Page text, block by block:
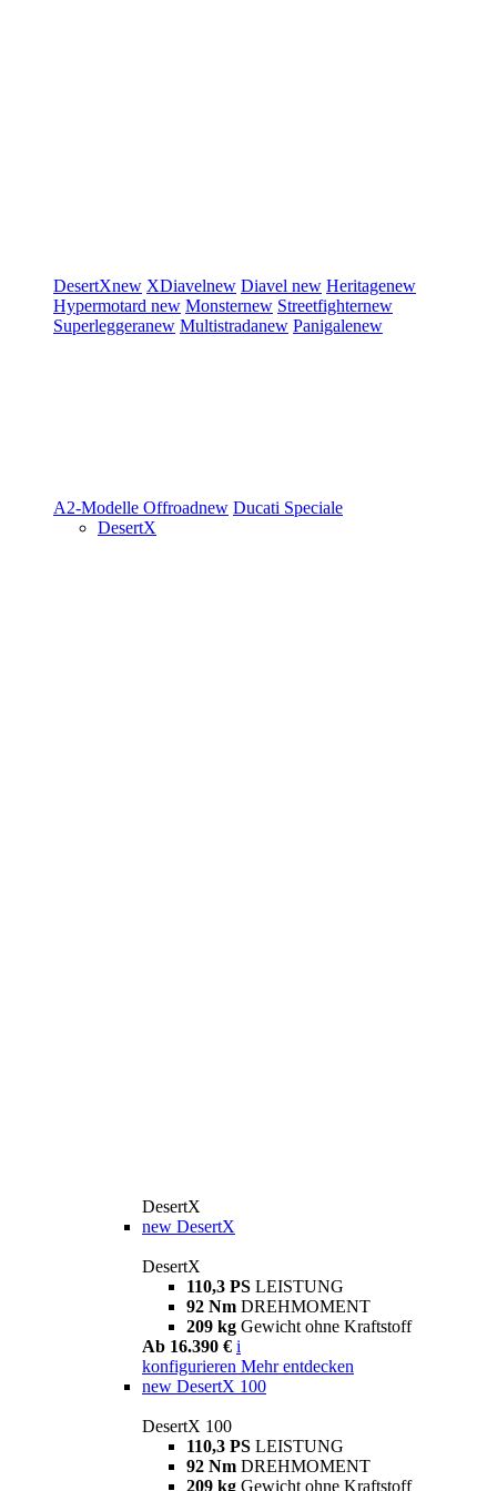
DesertXnew XDiavelnew Diavel new Heritagenew
Hypermotard new Monsternew Streetfighternew
Superleggeranew Multistradanew Panigalenew
A2-Modelle Offroadnew Ducati Speciale
DesertX
DesertX
new DesertX
DesertX
110,3 PS LEISTUNG
92 Nm DREHMOMENT
209 kg Gewicht ohne Kraftstoff
Ab 16.390 € i
konfigurieren Mehr entdecken
new DesertX 100
DesertX 100
110,3 PS LEISTUNG
92 Nm DREHMOMENT
209 kg Gewicht ohne Kraftstoff